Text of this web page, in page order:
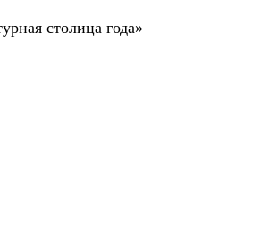
столица года»